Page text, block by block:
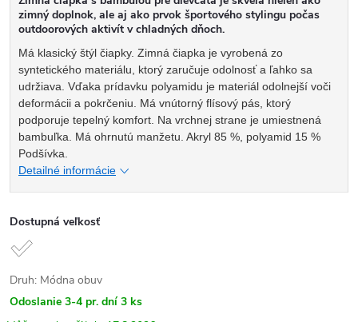
zimný doplnok, ale aj ako prvok športového stylingu počas
outdoorových aktivít v chladných dňoch.
Má klasický štýl čiapky. Zimná čiapka je vyrobená zo
syntetického materiálu, ktorý zaručuje odolnosť a ľahko sa
udržiava. Vďaka prídavku polyamidu je materiál odolnejší voči
deformácii a pokrčeniu. Má vnútorný flísový pás, ktorý
podporuje tepelný komfort. Na vrchnej strane je umiestnená
bambuľka. Má ohrnutú manžetu. Akryl 85 %, polyamid 15 %
Podšívka.
Detailné informácie
Dostupná veľkosť
Druh: Módna obuv
Odoslanie 3-4 pr. dní 3 ks